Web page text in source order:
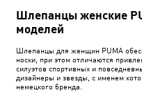
Шлепанцы женские
моделей
Шлепанцы для женщин PUMA
носки, при этом отличаются
силуэтов спортивных и
дизайнеры и звезды, с именем
немецкого бренда.